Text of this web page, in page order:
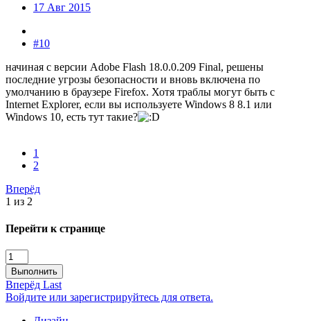
17 Авг 2015
#10
начиная с версии Adobe Flash 18.0.0.209 Final, решены
последние угрозы безопасности и вновь включена по
умолчанию в браузере Firefox. Хотя траблы могут быть с
Internet Explorer, если вы используете Windows 8 8.1 или
Windows 10, есть тут такие?
1
2
Вперёд
1 из 2
Перейти к странице
Выполнить
Вперёд Last
Войдите или зарегистрируйтесь для ответа.